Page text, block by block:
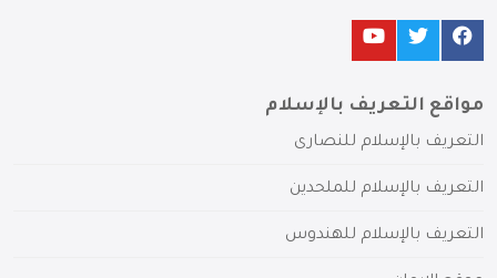
مواقع التعريف بالإسلام
التعريف بالإسلام للنصارى
التعريف بالإسلام للملحدين
التعريف بالإسلام للهندوس